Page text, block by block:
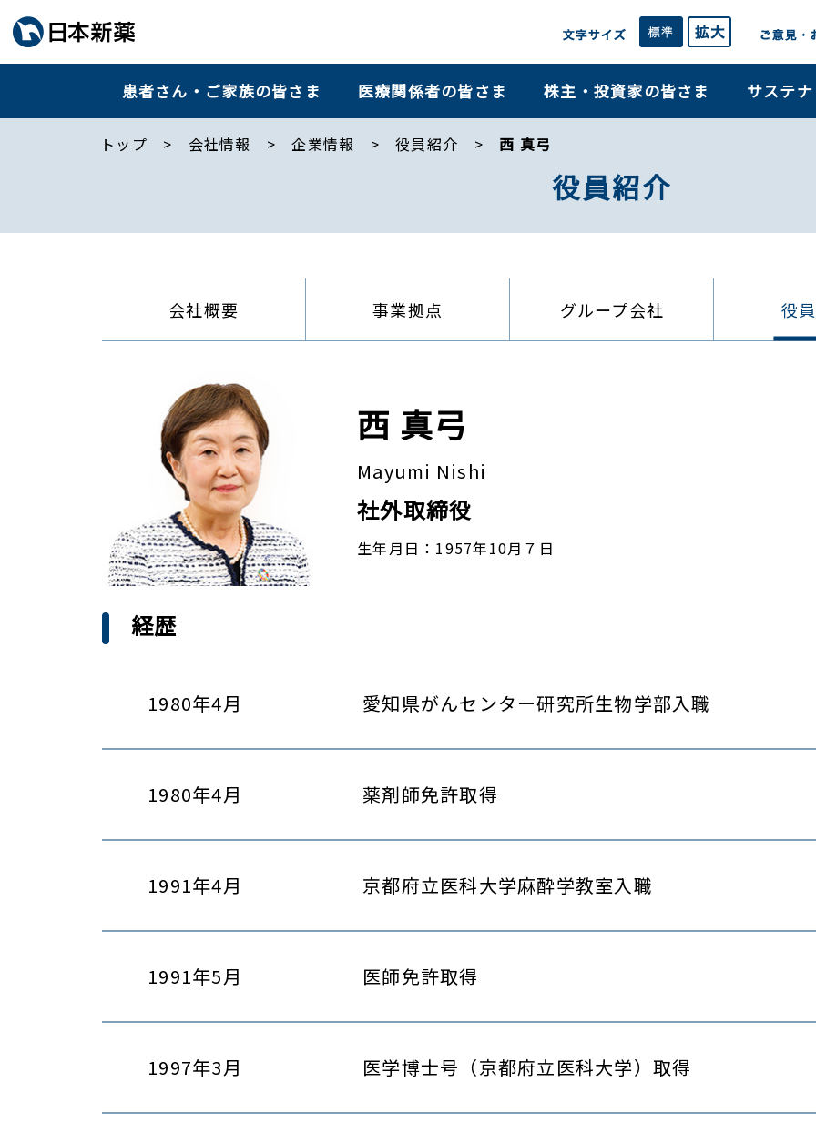
患者さん・ご家族の皆さま 医療関係者の皆さま 株主・投資家の皆さま サステ
トップ 会社情報 企業情報 役員紹介 西 真弓
役員紹介
会社概要 事業拠点 グループ会社 役
西 真弓
Mayumi Nishi
社外取締役
生年月日：1957年10月７日
経歴
1980年4月 愛知県がんセンター研究所生物学部入職
1980年4月 薬剤師免許取得
1991年4月 京都府立医科大学麻酔学教室入職
1991年5月 医師免許取得
1997年3月 医学博士号（京都府立医科大学）取得